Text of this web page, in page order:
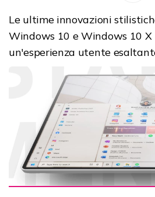
Le ultime innovazioni
Windows 10 e Windows 10
un'esperienza utente